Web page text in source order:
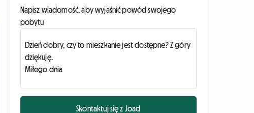
Napisz wiadomość, aby wyjaśnić powód swojego
pobytu
Skontaktuj się z Joad